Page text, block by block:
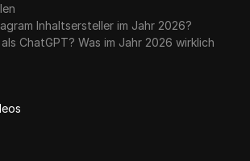
Inhaltsersteller im Jahr 2026?
ChatGPT? Was im Jahr 2026 wirklich